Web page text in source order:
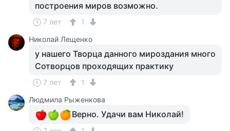
построения миров возможно.
7 лет
1
Николай Лещенко
у нашего Творца данного мироздания много
Сотворцов проходящих практику
7 лет
1
Людмила Рыженкова
Верно. Удачи вам Николай!